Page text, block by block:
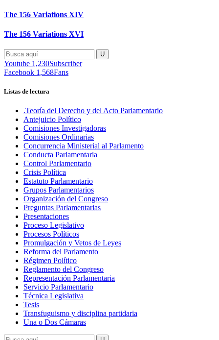
The 156 Variations XIV
The 156 Variations XVI
Youtube 1,230Subscriber
Facebook 1,568Fans
Listas de lectura
.Teoría del Derecho y del Acto Parlamentario
Antejuicio Político
Comisiones Investigadoras
Comisiones Ordinarias
Concurrencia Ministerial al Parlamento
Conducta Parlamentaria
Control Parlamentario
Crisis Política
Estatuto Parlamentario
Grupos Parlamentarios
Organización del Congreso
Preguntas Parlamentarias
Presentaciones
Proceso Legislativo
Procesos Políticos
Promulgación y Vetos de Leyes
Reforma del Parlamento
Régimen Político
Reglamento del Congreso
Representación Parlamentaria
Servicio Parlamentario
Técnica Legislativa
Tesis
Transfuguismo y disciplina partidaria
Una o Dos Cámaras